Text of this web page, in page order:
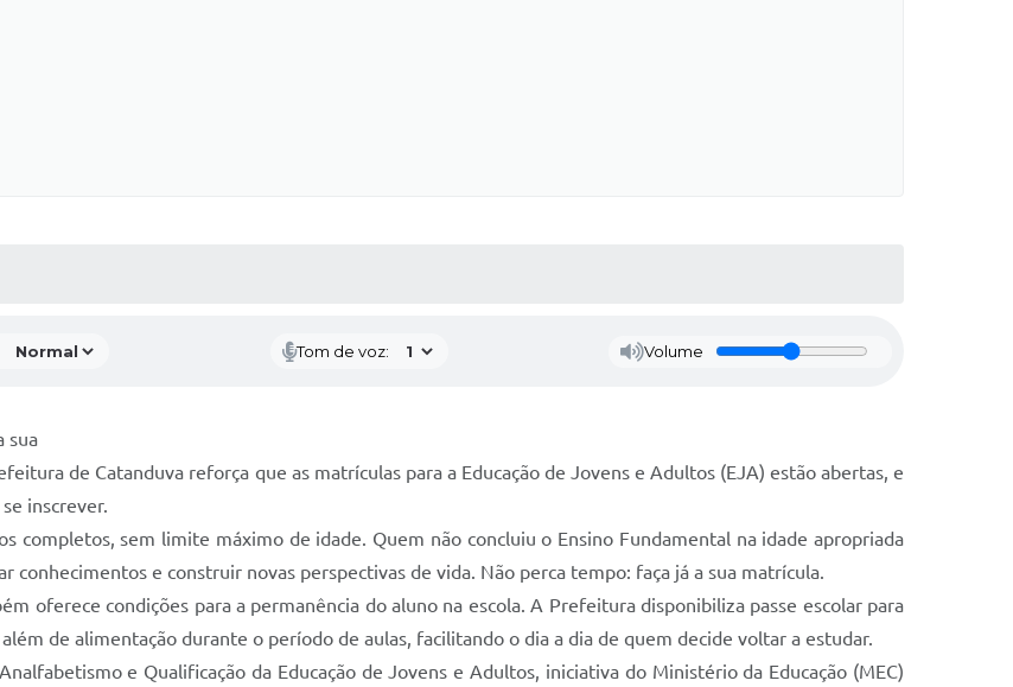
Tom de voz: Volume
sua
de Catanduva reforça que as matrículas para a Educação de Jovens e Adultos (EJA) estão abertas, e
inscrever.
completos, sem limite máximo de idade. Quem não concluiu o Ensino Fundamental na idade apropriada
e construir novas perspectivas de vida. Não perca tempo: faça já a sua matrícula.
oferece condições para a permanência do aluno na escola. A Prefeitura disponibiliza passe escolar para
de alimentação durante o período de aulas, facilitando o dia a dia de quem decide voltar a estudar.
e Qualificação da Educação de Jovens e Adultos, iniciativa do Ministério da Educação (MEC)